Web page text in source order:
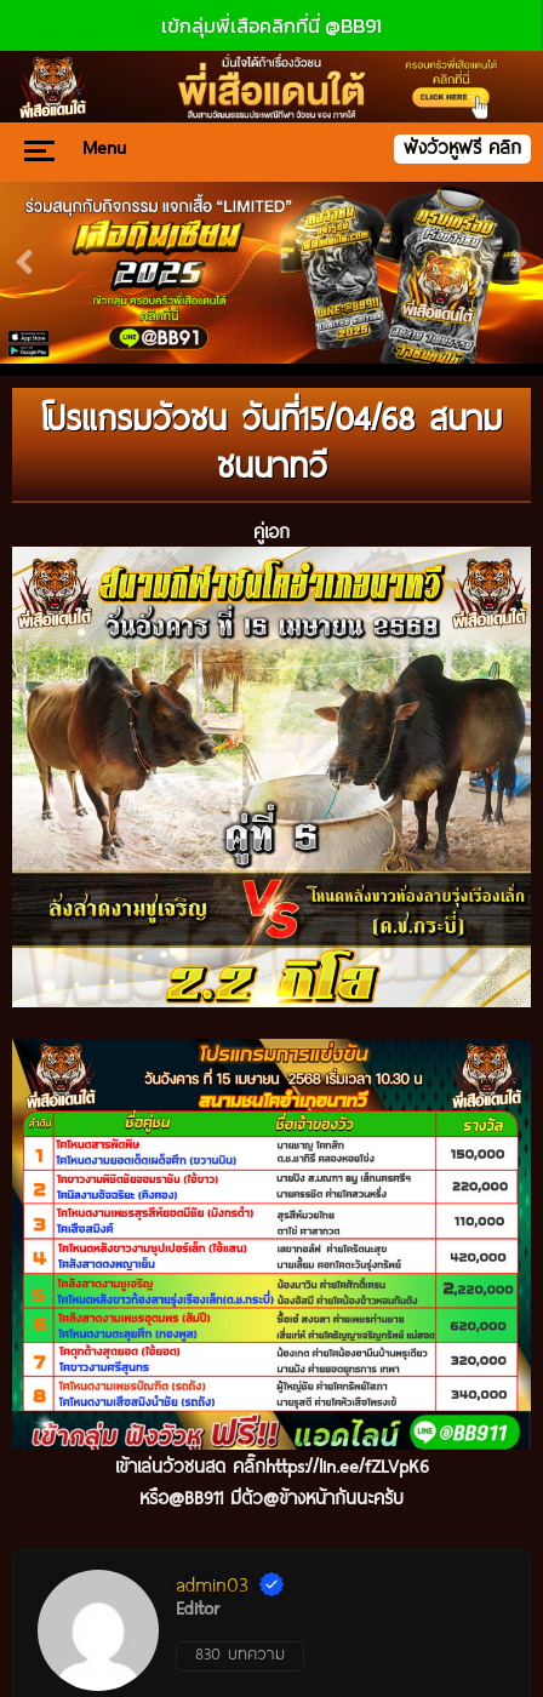
เข้กลุ่มพี่เสือคลิกที่นี่ @BB91
Menu ฟังวัวหูฟรี คลิก
โปรแกรมวัวชน วันที่15/04/68 สนาม
ชนนาทวี
คู่เอก
เข้าเล่นวัวชนสด คลิ๊กhttps://lin.ee/fZLVpK6
หรือ@BB911 มีตัว@ข้างหน้ากันนะครับ
admin03
Editor
830 บทความ